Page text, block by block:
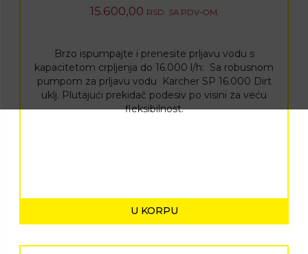
15.600,00 RSD. SA PDV-OM.
Brzo ispumpajte i prenesite prljavu vodu s
kapacitetom crpljenja do 16.000 l/h: Sa robusnom
pumpom za prljavu vodu Karcher SP 16.000 Dirt
uklj. Plutajući prekidač podesiv po visini za veću
fleksibilnost.
U KORPU